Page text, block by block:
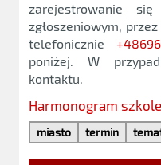
zarejestrowanie
zgłoszeniowym,
telefonicznie
poniżej. W
kontaktu.
Harmonogram
miasto termin